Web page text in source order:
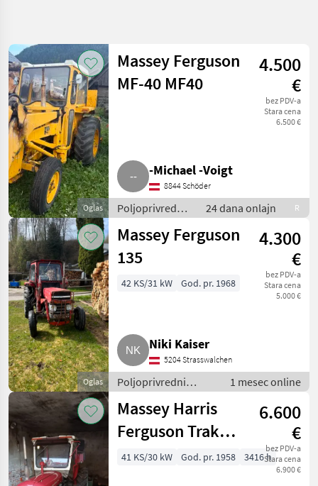
Kategorija 4 Država Filteri
TRENUTNA
PUTANJA
Poljoprivredna
tehnika
Poljoprivredni
Motorni
Strojevi
Dvorisni
Utovarivaci
Massey
Ferguson
IZABERITE
KATEGORIJU
Massey Ferguson
Weidemann
Thaler
Schäffer
Fuchs
Giant
Resetuj
Prikaži 9
rezultata
Oglas
Massey Ferguson
MF-40 MF40
4.500
€
bez PDV-a
Stara cena
6.500 €
-Michael -Voigt
8844 Schöder
Poljoprivredni
motorni
strojevi /
Dvorišni
utovarivači
24 dana onlajn R
Oglas
Massey Ferguson
135
4.300
€
bez PDV-a
Stara cena
5.000 €
42 KS/31 kW God. pr. 1968
Niki Kaiser
5204 Strasswalchen
Poljoprivredni
motorni strojevi /
Dvorišni utovarivači
1 mesec online
Massey Harris
Ferguson Traktor
FE-35 X Spezial-
6.600
€
bez PDV-a
Stara cena
6.900 €
41 KS/30 kW God. pr. 1958 3416 h